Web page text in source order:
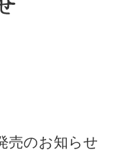
売のお知らせ